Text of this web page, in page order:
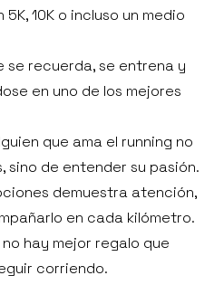
10K o incluso un medio
se recuerda, se entrena y
en uno de los mejores
que ama el running no
de entender su pasión.
demuestra atención,
en cada kilómetro.
hay mejor regalo que
corriendo.